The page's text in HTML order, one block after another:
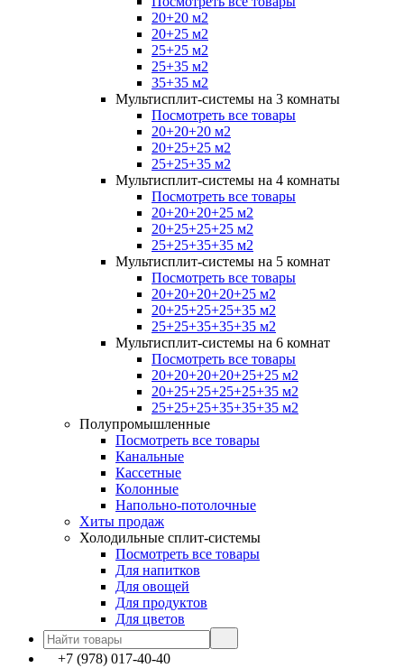
20+20 м2
20+25 м2
25+25 м2
25+35 м2
35+35 м2
Мультисплит-системы на 3 комнаты
Посмотреть все товары
20+20+20 м2
20+25+25 м2
25+25+35 м2
Мультисплит-системы на 4 комнаты
Посмотреть все товары
20+20+20+25 м2
20+25+25+25 м2
25+25+35+35 м2
Мультисплит-системы на 5 комнат
Посмотреть все товары
20+20+20+20+25 м2
20+25+25+25+35 м2
25+25+35+35+35 м2
Мультисплит-системы на 6 комнат
Посмотреть все товары
20+20+20+20+25+25 м2
20+25+25+25+25+35 м2
25+25+25+35+35+35 м2
Полупромышленные
Посмотреть все товары
Канальные
Кассетные
Колонные
Напольно-потолочные
Хиты продаж
Холодильные сплит-системы
Посмотреть все товары
Для напитков
Для овощей
Для продуктов
Для цветов
+7 (978) 017-40-40